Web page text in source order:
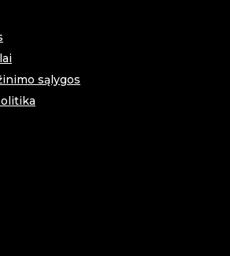
sąlygos